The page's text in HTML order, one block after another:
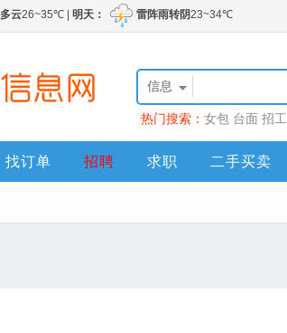
信息
热门搜索： 女包 台面 招工
找订单 招聘 求职 二手买卖